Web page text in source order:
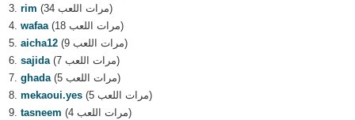
rim
(34 مرات اللعب)
wafaa
(18 مرات اللعب)
aicha12
(9 مرات اللعب)
sajida
(7 مرات اللعب)
ghada
(5 مرات اللعب)
mekaoui.yes
(5 مرات اللعب)
tasneem
(4 مرات اللعب)